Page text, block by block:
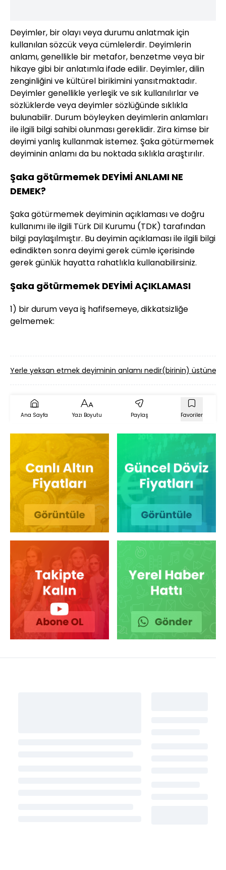
Deyimler, bir olayı veya durumu anlatmak için
kullanılan sözcük veya cümlelerdir. Deyimlerin
anlamı, genellikle bir metafor, benzetme veya bir
hikaye gibi bir anlatımla ifade edilir. Deyimler, dilin
zenginliğini ve kültürel birikimini yansıtmaktadır.
Deyimler genellikle yerleşik ve sık kullanılırlar ve
sözlüklerde veya deyimler sözlüğünde sıklıkla
bulunabilir. Durum böyleyken deyimlerin anlamları
ile ilgili bilgi sahibi olunması gereklidir. Zira kimse bir
deyimi yanlış kullanmak istemez. Şaka götürmemek
deyiminin anlamı da bu noktada sıklıkla araştırılır.
Şaka götürmemek DEYİMİ ANLAMI NE
DEMEK?
Şaka götürmemek deyiminin açıklaması ve doğru
kullanımı ile ilgili Türk Dil Kurumu (TDK) tarafından
bilgi paylaşılmıştır. Bu deyimin açıklaması ile ilgili bilgi
edindikten sonra deyimi gerek cümle içerisinde
gerek günlük hayatta rahatlıkla kullanabilirsiniz.
Şaka götürmemek DEYİMİ AÇIKLAMASI
1) bir durum veya iş hafifsemeye, dikkatsizliğe
gelmemek:
Yerle yeksan etmek deyiminin anlamı nedir(birinin) üstüne
Ana Sayfa Yazı Boyutu Paylaş Favoriler